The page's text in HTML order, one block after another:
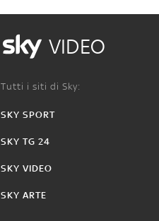
VIDEO
Tutti i siti di Sky:
SKY SPORT
SKY TG 24
SKY VIDEO
SKY ARTE